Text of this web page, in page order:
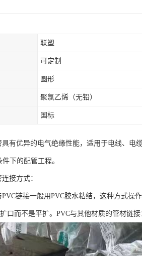
联塑
可定制
圆形
聚氯乙烯（无铅）
国标
具有优异的电气绝缘性能，适用于电线、电
下的配管工程。
接方式：
PVC链接一般用PVC胶水粘结，这种方式操
口而不是平扩。PVC与其他材质的管材链